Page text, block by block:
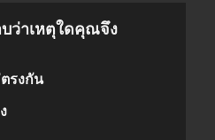
บว่าเหตุใดคุณจึง
รงกัน